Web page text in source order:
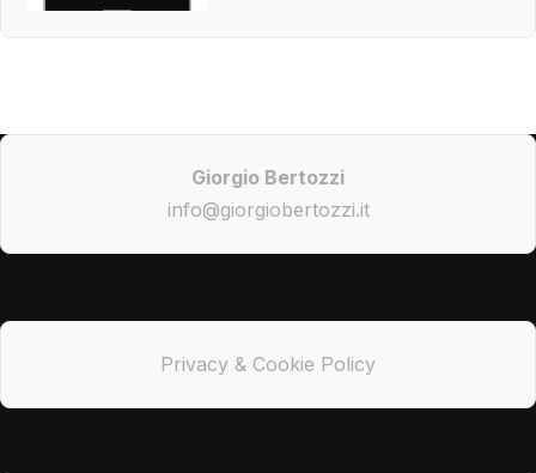
Giorgio Bertozzi
info@giorgiobertozzi.it
Privacy & Cookie Policy